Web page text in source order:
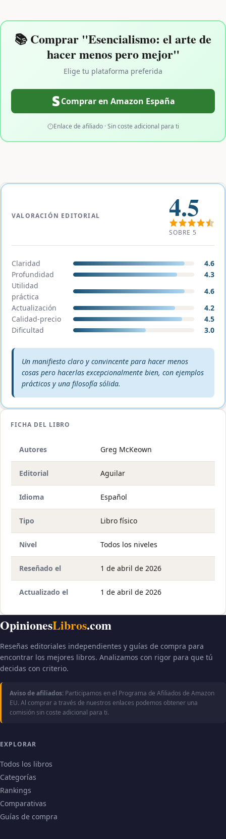
📚 Comprar "Esencialismo: el arte de
hacer menos pero mejor"
Elige tu plataforma preferida
Comprar en Amazon España
Enlace de afiliado · Sin coste adicional para ti
VALORACIÓN EDITORIAL 4.5
SOBRE 5
Claridad
4.6
Profundidad
4.3
Utilidad
práctica
4.6
Actualización
4.2
Calidad-precio
4.5
Dificultad
3.0
Veredicto editorial:
Un manifiesto claro y convincente para hacer menos
cosas pero hacerlas excepcionalmente bien, con ejemplos
prácticos y una filosofía sólida.
FICHA DEL LIBRO
Autores Greg McKeown
Editorial Aguilar
Idioma Español
Tipo Libro físico
Nivel Todos los niveles
Reseñado el 1 de abril de 2026
Actualizado el 1 de abril de 2026
OpinionesLibros.com
Reseñas editoriales independientes y guías de compra para
encontrar los mejores libros. Analizamos con rigor para que tú
decidas con criterio.
Aviso de afiliados: Participamos en el Programa de Afiliados de Amazon
EU. Al comprar a través de nuestros enlaces podemos obtener una
comisión sin coste adicional para ti.
EXPLORAR
Todos los libros
Categorías
Rankings
Comparativas
Guías de compra